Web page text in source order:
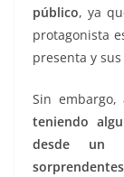
público, ya
protagonista
presenta y
Sin
teniendo
desde un